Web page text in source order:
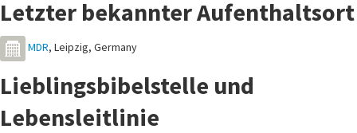
Letzter bekannter Aufenthaltsort
MDR, Leipzig, Germany
Lieblingsbibelstelle und
Lebensleitlinie